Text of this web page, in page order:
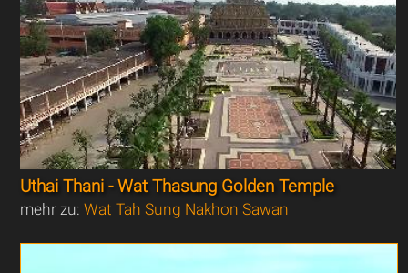
Uthai Thani - Wat Thasung Golden Temple
mehr zu:Wat Tah Sung Nakhon Sawan